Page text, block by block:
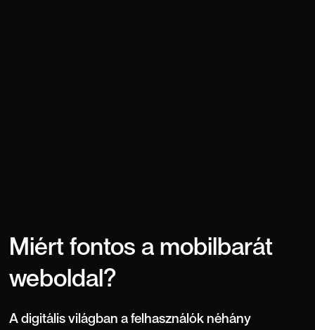
Miért fontos a mobilbarát
weboldal?
A digitális világban a felhasználók néhány